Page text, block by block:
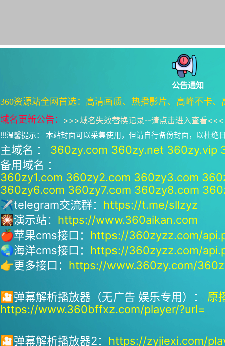
公告通知
360资源站全网首选：高清画质、热播影片、高峰不卡
域名更新公告： >>>域名失效替换记录--请点击进入查看<<<
!!!温馨提示： 本站封面可以采集使用，但请自行备份封面，以杜绝
主域名 ： 360zy.com 360zy.net 360zy.vip
备用域名 ：
360zy1.com 360zy2.com 360zy3.com
360zy6.com 360zy7.com 360zy8.com
✈telegram交流群： https://t.me/sllzyz
🎇演示站： https://www.360aikan.com
🍎苹果cms接口： https://360zyzz.com/
🌏海洋cms接口： https://360zyzz.com/
👉更多接口： https://www.360zy.com/
🎦弹幕解析播放器（无广告 娱乐专用）： 原
https://www.360bffxz.com/player/?url=
🎦弹幕解析播放器2： https://zyjiexi.com/